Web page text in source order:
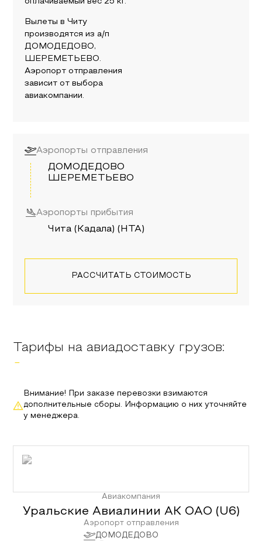
Вылеты вЧиту
производятся из а/п
ДОМОДЕДОВО,
ШЕРЕМЕТЬЕВО.
Аэропорт отправления
зависит от выбора
авиакомпании.
Аэропорты отправления
ДОМОДЕДОВО
ШЕРЕМЕТЬЕВО
Аэропорты прибытия
Чита (Кадала) (HTA)
РАССЧИТАТЬ СТОИМОСТЬ
Тарифы на авиадоставку грузов:
-
Внимание! При заказе перевозки взимаются
дополнительные сборы. Информацию о них уточняйте
у менеджера.
Авиакомпания
Уральские Авиалинии АК ОАО ( U6)
Аэропорт отправления
ДОМОДЕДОВО